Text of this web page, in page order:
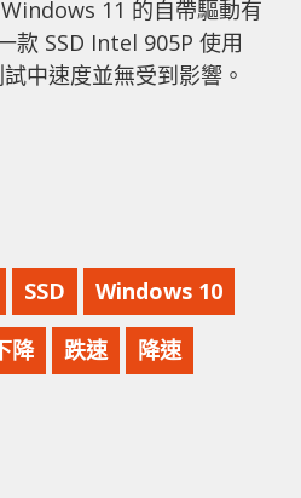
11 的自帶驅動有
款 SSD Intel 905P 使用
中速度並無受到影響。
SSD Windows 10
降 跌速 降速